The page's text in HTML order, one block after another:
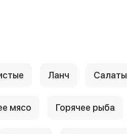
Ланч Салаты
мясо Горячее рыба